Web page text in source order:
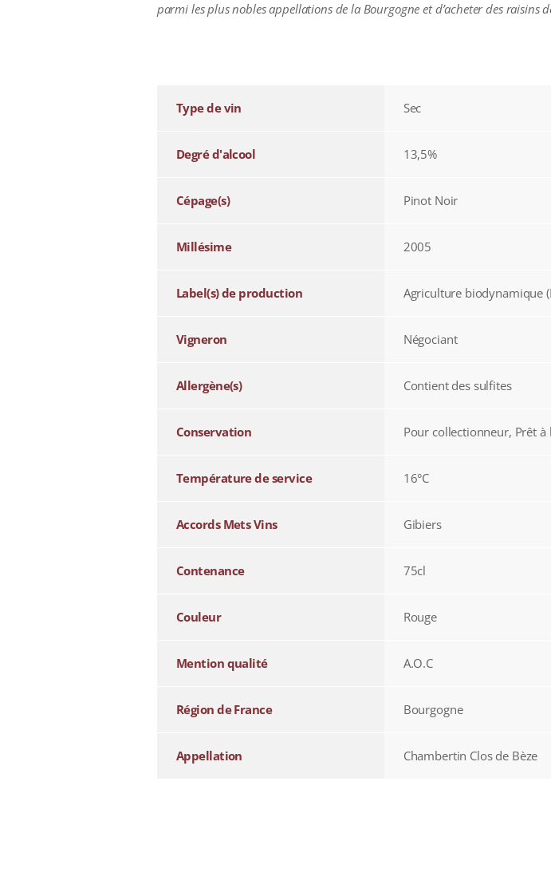
parmi les plus nobles appellations de la Bourgogne et d’acheter des raisins
Type de vin Sec
Degré d'alcool 13,5%
Cépage(s) Pinot Noir
Millésime 2005
Label(s) de production Agriculture biodynamique
Vigneron Négociant
Allergène(s) Contient des sulfites
Conservation Pour collectionneur, Prêt à
Température de service 16°C
Accords Mets Vins Gibiers
Contenance 75cl
Couleur Rouge
Mention qualité A.O.C
Région de France Bourgogne
Appellation Chambertin Clos de Bèze